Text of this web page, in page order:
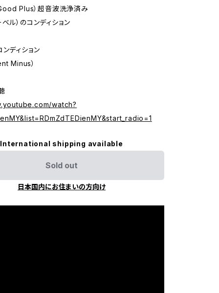
Plus）超音波洗浄済み
ル）のコンディション
ンディション
Minus）
watch?
International shipping available
Sold out
日本国内にお住まいの方向け